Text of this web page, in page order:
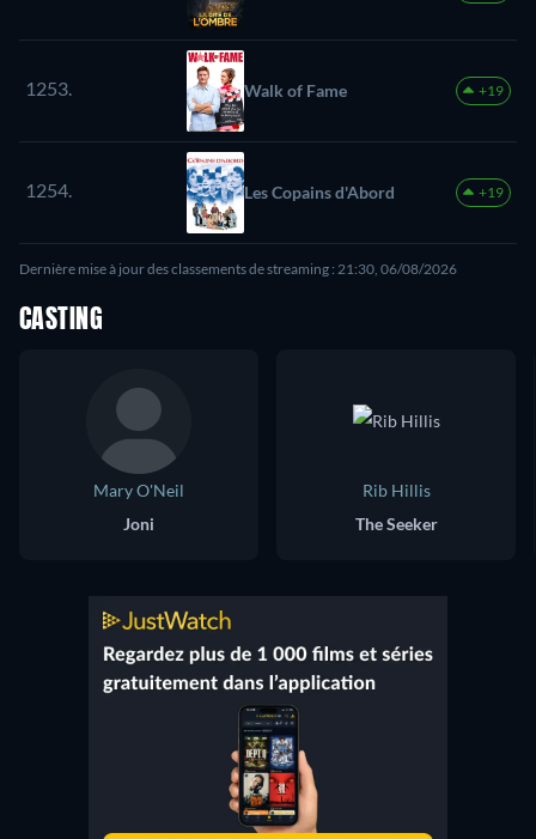
1253. Walk of Fame +19
1254. Les Copains d'Abord +19
Dernière mise à jour des classements de streaming : 21:30, 06/08/2026
CASTING
Mary O'Neil
Joni
Rib Hillis
The Seeker